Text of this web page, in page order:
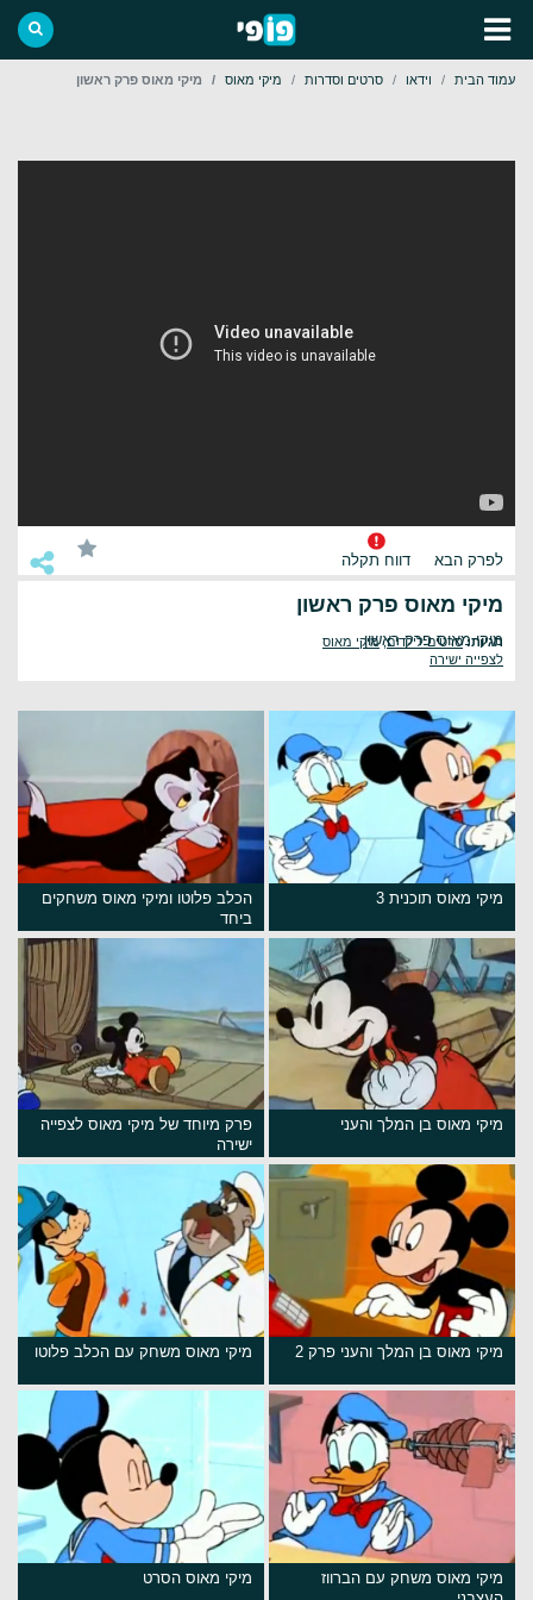
עמוד הבית וידאו סרטים וסדרות מיקי מאוס מיקי מאוס פרק ראשון
לפרק הבא דווח תקלה
מיקי מאוס פרק ראשון
מיקי מאוס פרק ראשון
תגיות: סרטים לילדים,מיקי מאוס
לצפייה ישירה
מיקי מאוס תוכנית 3
הכלב פלוטו ומיקי מאוס משחקים
ביחד
מיקי מאוס בן המלך והעני
פרק מיוחד של מיקי מאוס לצפייה
ישירה
מיקי מאוס בן המלך והעני פרק 2 מיקי מאוס משחק עם הכלב פלוטו
מיקי מאוס משחק עם הברווז
מיקי מאוס הסרט